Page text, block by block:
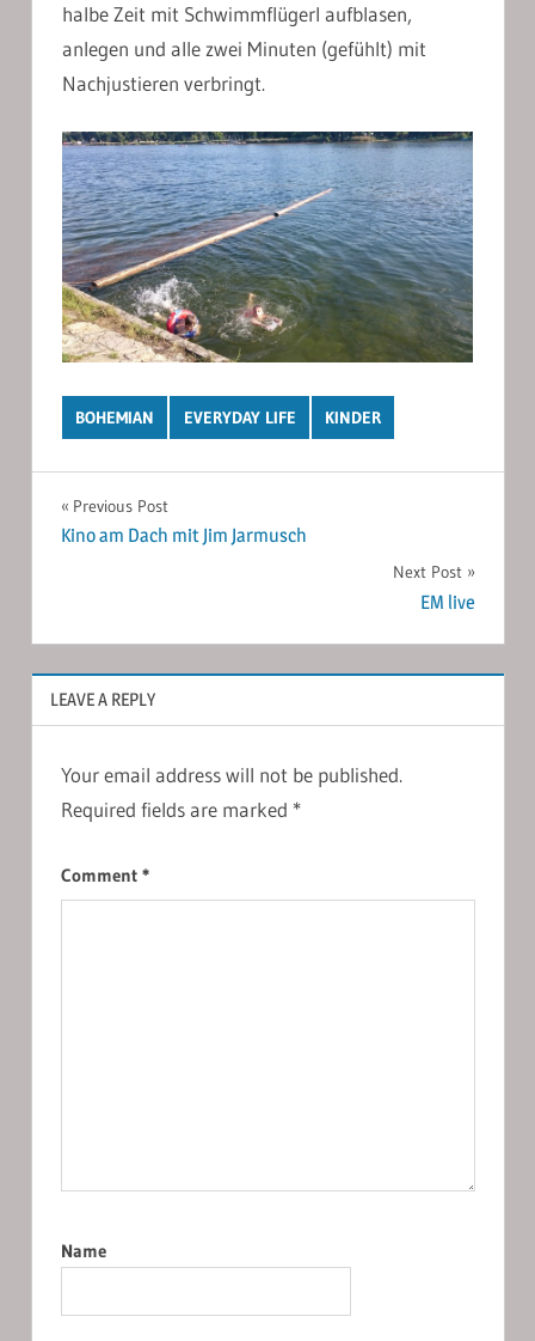
halbe Zeit mit Schwimmflügerl aufblasen,
anlegen und alle zwei Minuten (gefühlt) mit
Nachjustieren verbringt.
BOHEMIAN EVERYDAY LIFE KINDER
Post
Previous Post
Kino am Dach mit Jim Jarmusch
Next Post
EM live
LEAVE A REPLY
Your email address will not be published.
Required fields are marked *
Comment *
Name